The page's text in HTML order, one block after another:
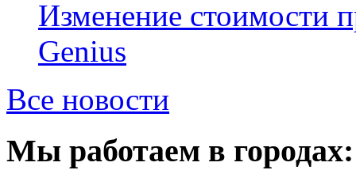
Изменение стоимости
Genius
Все новости
Мы работаем в городах: